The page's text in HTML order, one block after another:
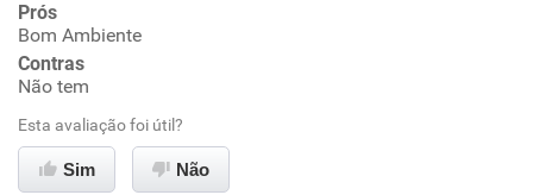
Ambiente de trabalho
Conciliação com a vida familiar
Benefícios
Prós
Bom Ambiente
Contras
Não tem
Esta avaliação foi útil?
Sim Não